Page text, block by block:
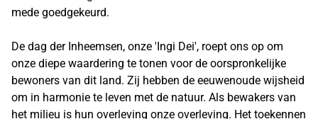
mede goedgekeurd.
De dag der Inheemsen, onze 'Ingi Dei', roept ons op om
onze diepe waardering te tonen voor de oorspronkelijke
bewoners van dit land. Zij hebben de eeuwenoude wijsheid
om in harmonie te leven met de natuur. Als bewakers van
het milieu is hun overleving onze overleving. Het toekennen